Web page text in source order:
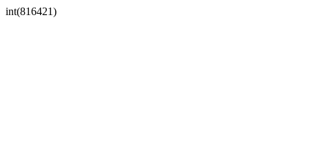
int(816421)